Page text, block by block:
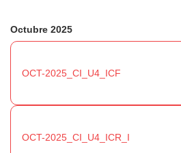
Octubre 2025
OCT-2025_CI_U4_ICF
OCT-2025_CI_U4_ICR_I